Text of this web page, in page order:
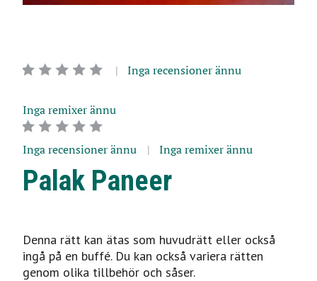
Inga recensioner ännu
Inga remixer ännu
Inga recensioner ännu Inga remixer ännu
Palak Paneer
Denna rätt kan ätas som huvudrätt eller också
ingå på en buffé. Du kan också variera rätten
genom olika tillbehör och såser.